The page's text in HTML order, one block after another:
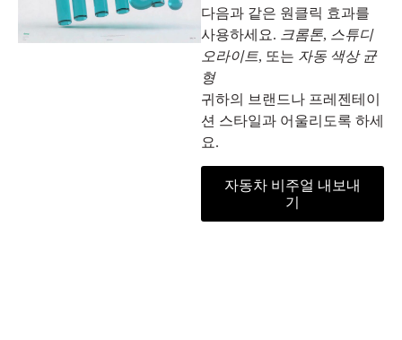
다음과 같은 원클릭 효과를
사용하세요. 크롬톤, 스튜디
오라이트, 또는 자동 색상 균
형
귀하의 브랜드나 프레젠테이
션 스타일과 어울리도록 하세
요.
자동차 비주얼 내보내
기